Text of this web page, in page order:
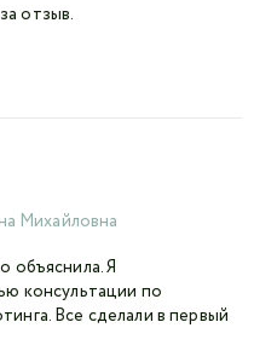
отзыв.
Михайловна
объяснила. Я
консультации по
Все сделали в первый